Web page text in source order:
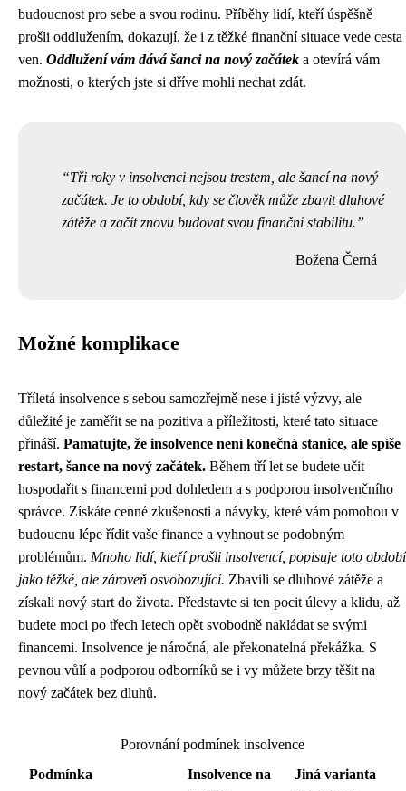
budoucnost pro sebe a svou rodinu. Příběhy lidí, kteří úspěšně
prošli oddlužením, dokazují, že i z těžké finanční situace vede cesta
ven. Oddlužení vám dává šanci na nový začátek a otevírá vám
možnosti, o kterých jste si dříve mohli nechat zdát.
Tři roky v insolvenci nejsou trestem, ale šancí na nový
začátek. Je to období, kdy se člověk může zbavit dluhové
zátěže a začít znovu budovat svou finanční stabilitu.
Božena Černá
Možné komplikace
Tříletá insolvence s sebou samozřejmě nese i jisté výzvy, ale
důležité je zaměřit se na pozitiva a příležitosti, které tato situace
přináší. Pamatujte, že insolvence není konečná stanice, ale spíše
restart, šance na nový začátek. Během tří let se budete učit
hospodařit s financemi pod dohledem a s podporou insolvenčního
správce. Získáte cenné zkušenosti a návyky, které vám pomohou v
budoucnu lépe řídit vaše finance a vyhnout se podobným
problémům. Mnoho lidí, kteří prošli insolvencí, popisuje toto období
jako těžké, ale zároveň osvobozující. Zbavili se dluhové zátěže a
získali nový start do života. Představte si ten pocit úlevy a klidu, až
budete moci po třech letech opět svobodně nakládat se svými
financemi. Insolvence je náročná, ale překonatelná překážka. S
pevnou vůlí a podporou odborníků se i vy můžete brzy těšit na
nový začátek bez dluhů.
Porovnání podmínek insolvence
Podmínka
Insolvence na
Jiná varianta